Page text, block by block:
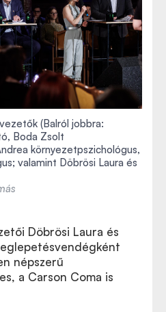
(Balról jobbra:
Boda Zsolt
környezetpszichológus,
valamint Döbrösi Laura és
Döbrösi Laura és
népszerű
a Carson Coma is